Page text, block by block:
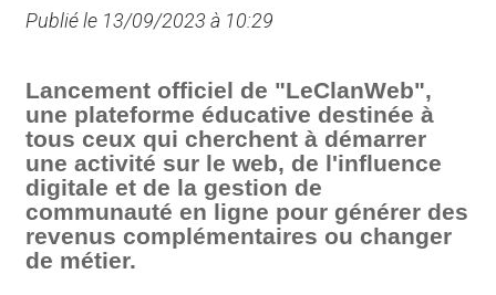
Publié le 13/09/2023 à 10:29
Lancement officiel de "LeClanWeb",
une plateforme éducative destinée à
tous ceux qui cherchent à démarrer
une activité sur le web, de l'influence
digitale et de la gestion de
communauté en ligne pour générer des
revenus complémentaires ou changer
de métier.